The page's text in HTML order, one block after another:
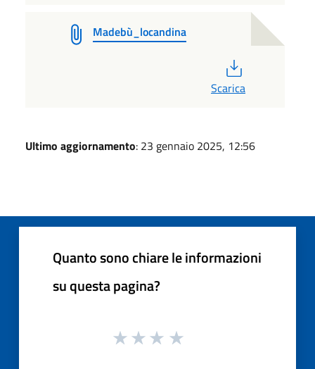
Madebù_locandina
Scarica
Ultimo aggiornamento: 23 gennaio 2025, 12:56
Quanto sono chiare le informazioni
su questa pagina?